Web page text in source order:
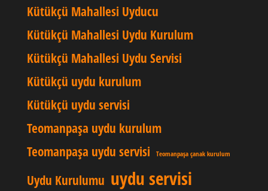
Kütükçü Mahallesi Uyducu
Kütükçü Mahallesi Uydu Kurulum
Kütükçü Mahallesi Uydu Servisi
Kütükçü uydu kurulum
Kütükçü uydu servisi
Teomanpaşa uydu kurulum
Teomanpaşa uydu servisi
Teomanpaşa çanak kurulum
Uydu Kurulumu uydu servisi